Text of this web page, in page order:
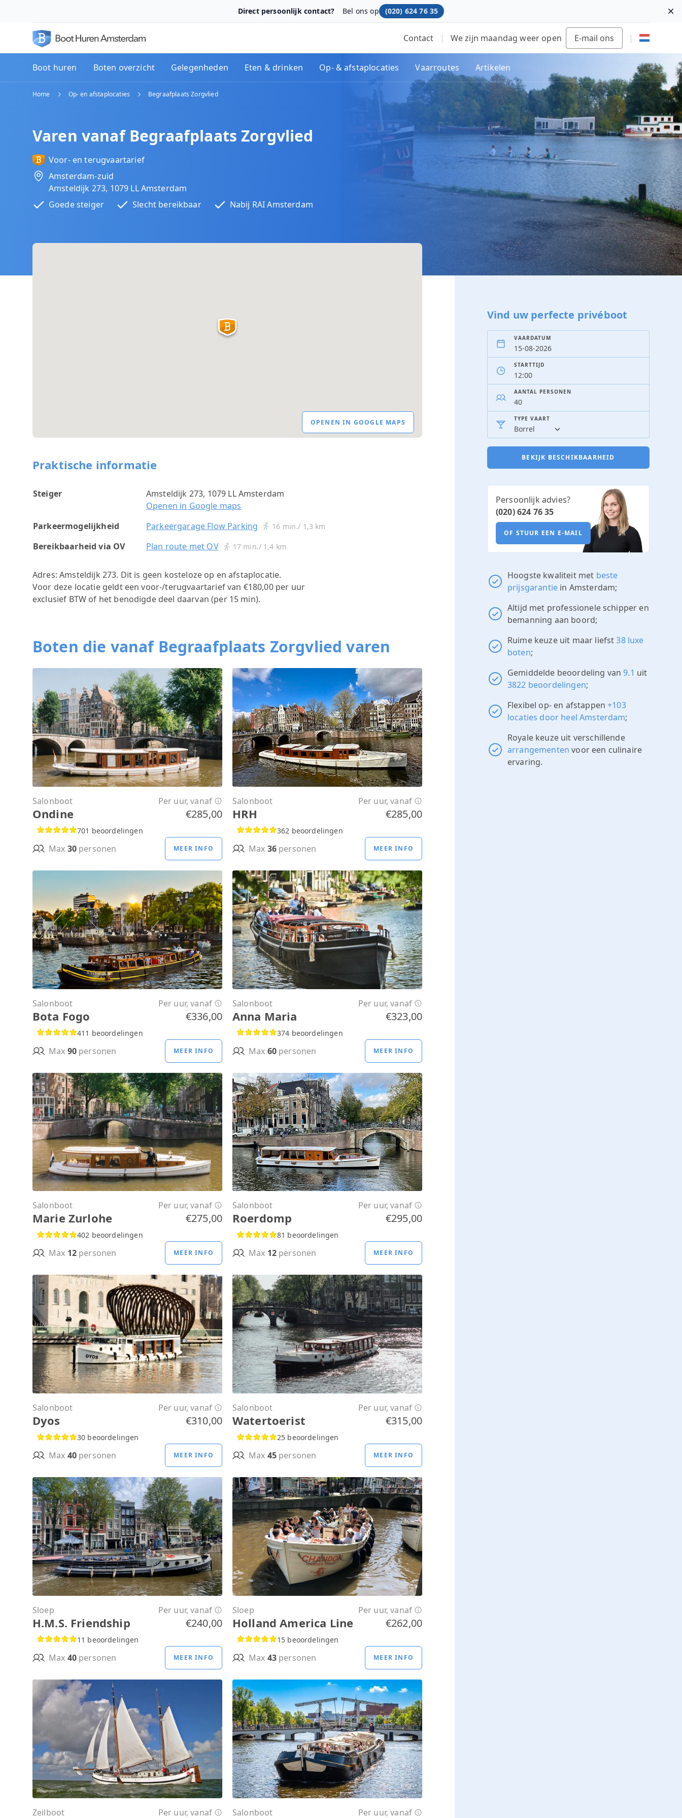
Direct persoonlijk contact? Bel ons op (020) 624 76 35
Contact | We zijn maandag weer open E-mail ons |
Boot huren Boten overzicht Gelegenheden Eten & drinken Op- & afstaplocaties Vaarroutes Artikelen
Home Op- en afstaplocaties Begraafplaats Zorgvlied
Varen vanaf Begraafplaats Zorgvlied
Voor- en terugvaartarief
Amsterdam-zuid
Amsteldijk 273, 1079 LL Amsterdam
Goede steiger
Slecht bereikbaar Nabij RAI Amsterdam
OPENEN IN GOOGLE MAPS
Praktische informatie
Steiger
Amsteldijk 273, 1079 LL Amsterdam
Openen in Google maps
Parkeermogelijkheid
Parkeergarage Flow Parking 16 min./ 1,3 km
Bereikbaarheid via OV Plan route met OV 17 min./ 1,4 km
Adres: Amsteldijk 273. Dit is geen kosteloze op en afstaplocatie.
Voor deze locatie geldt een voor-/terugvaartarief van €180,00 per uur
exclusief BTW of het benodigde deel daarvan (per 15 min).
Boten die vanaf Begraafplaats Zorgvlied varen
Salonboot Per uur, vanaf
Ondine €285,00
701 beoordelingen
Max 30personen MEER INFO
Salonboot Per uur, vanaf
HRH €285,00
362 beoordelingen
Max 36personen MEER INFO
Salonboot Per uur, vanaf
Bota Fogo €336,00
411 beoordelingen
Max 90personen MEER INFO
Salonboot Per uur, vanaf
Anna Maria €323,00
374 beoordelingen
Max 60personen MEER INFO
Salonboot Per uur, vanaf
Marie Zurlohe €275,00
402 beoordelingen
Max 12personen MEER INFO
Salonboot Per uur, vanaf
Roerdomp €295,00
81 beoordelingen
Max 12personen MEER INFO
Salonboot Per uur, vanaf
Dyos €310,00
30 beoordelingen
Max 40personen MEER INFO
Salonboot Per uur, vanaf
Watertoerist €315,00
25 beoordelingen
Max 45personen MEER INFO
Sloep Per uur, vanaf
H.M.S. Friendship €240,00
11 beoordelingen
Max 40personen MEER INFO
Sloep Per uur, vanaf
Holland America Line €262,00
15 beoordelingen
Max 43personen MEER INFO
Zeilboot Per uur, vanaf Salonboot Per uur, vanaf
Vind uw perfecte privéboot
VAARDATUM
STARTTIJD
AANTAL PERSONEN
TYPE VAART
BEKIJK BESCHIKBAARHEID
Persoonlijk advies?
(020) 624 76 35
OF STUUR EEN E-MAIL
Hoogste kwaliteit met beste
prijsgarantie in Amsterdam;
Altijd met professionele schipper en
bemanning aan boord;
Ruime keuze uit maar liefst38 luxe
boten;
Gemiddelde beoordeling van9.1 uit
3822 beoordelingen;
Flexibel op- en afstappen+103
locaties door heel Amsterdam;
Royale keuze uit verschillende
arrangementen voor een culinaire
ervaring.